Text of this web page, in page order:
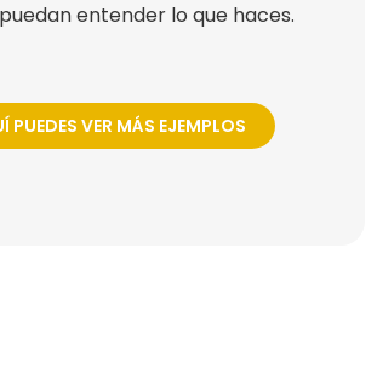
entender lo que haces.
PUEDES VER MÁS EJEMPLOS